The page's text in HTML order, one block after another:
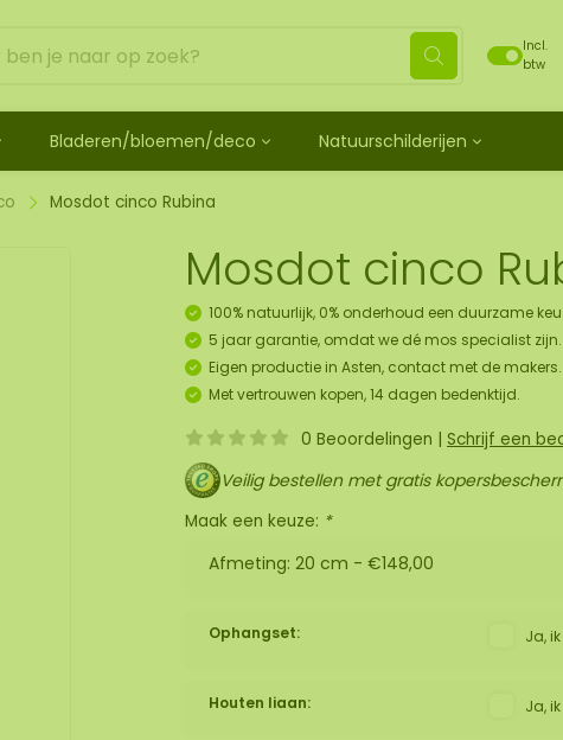
Incl.
btw
Mosdots [TIP]
Mosdot Cuatro
Mosdot set
Los mos behandeld
Bolmos
Fluff mos
ECO mos [Budget]
Bladeren/bloemen/deco
bladeren
Natuurschilderijen
Mosdot cinco Rubina
Mosdot cinco
100% natuurlijk, 0% onderhoud een duurzame
5 jaar garantie, omdat we dé mos specialist zijn.
Eigen productie in Asten, contact met de makers.
Met vertrouwen kopen, 14 dagen bedenktijd.
0 Beoordelingen | Schrijf een
Veilig bestellen met gratis
Maak een keuze: *
Afmeting: 20 cm - €148,00
Ophangset: Ja,
Houten liaan: Ja,